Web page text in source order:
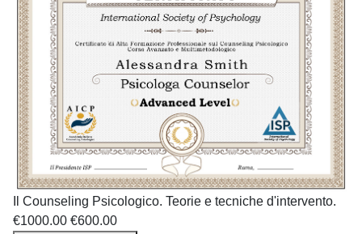
Il Counseling Psicologico. Teorie e tecniche d'intervento.
€1000.00 €600.00